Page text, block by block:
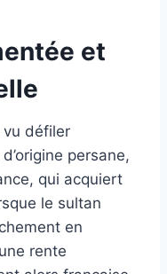
et
défiler
persane,
qui acquiert
le sultan
en
rente